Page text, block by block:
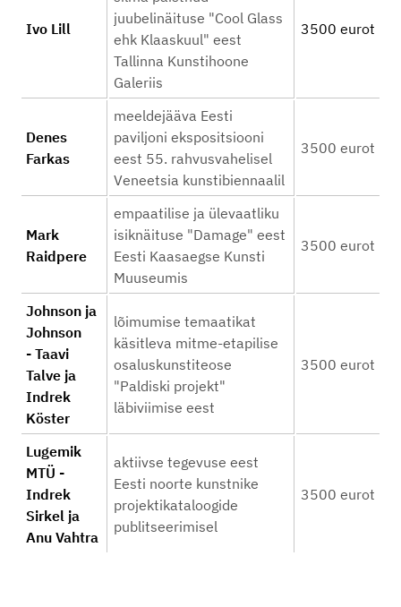
Ivo Lill
juubelinäituse "Cool Glass
ehk Klaaskuul" eest
Tallinna Kunstihoone
Galeriis
3500 eurot
Denes
Farkas
meeldejääva Eesti
paviljoni ekspositsiooni
eest 55. rahvusvahelisel
Veneetsia kunstibiennaalil
3500 eurot
Mark
Raidpere
empaatilise ja ülevaatliku
isiknäituse "Damage" eest
Eesti Kaasaegse Kunsti
Muuseumis
3500 eurot
Johnson ja
Johnson
- Taavi
Talve ja
Indrek
Köster
lõimumise temaatikat
käsitleva mitme-etapilise
osaluskunstiteose
"Paldiski projekt"
läbiviimise eest
3500 eurot
Lugemik
MTÜ -
Indrek
Sirkel ja
Anu Vahtra
aktiivse tegevuse eest
Eesti noorte kunstnike
projektikataloogide
publitseerimisel
3500 eurot